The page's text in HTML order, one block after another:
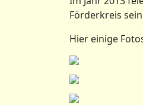
Förderkreis
Hier einige